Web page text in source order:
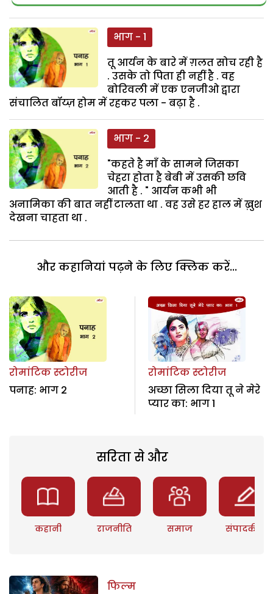
भाग - 1
तू आर्यन के बारे में ग़लत सोच रही है
. उसके तो पिता ही नहीं है . वह
बोरिवली में एक एनजीओ द्वारा
संचालित बॉय्ज़ होम में रहकर पला - बढ़ा है .
भाग - 2
"कहते है माँ के सामने जिसका
चेहरा होता है बेबी में उसकी छवि
आती है . " आर्यन कभी भी
अनामिका की बात नहीं टालता था . वह उसे हर हाल में ख़ुश
देखना चाहता था .
और कहानियां पढ़ने के लिए क्लिक करें...
रोमांटिक स्टोरीज
पनाह: भाग 2
रोमांटिक स्टोरीज
अच्छा सिला दिया तू ने मेरे
प्यार का: भाग 1
सरिता से और
कहानी राजनीति समाज संपादकीय
फिल्म